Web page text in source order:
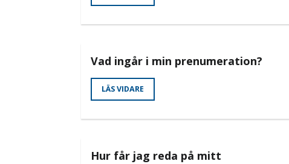
Vad ingår i min prenumeration?
LÄS VIDARE
Hur får jag reda på mitt